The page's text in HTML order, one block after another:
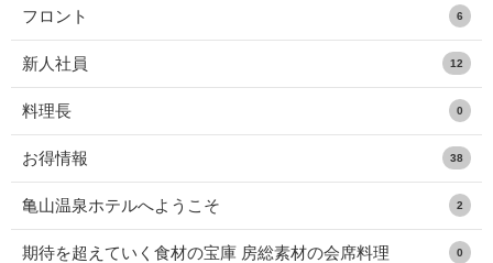
フロント 6
新人社員 12
料理長 0
お得情報 38
亀山温泉ホテルへようこそ 2
期待を超えていく食材の宝庫 房総素材の会席料理 0